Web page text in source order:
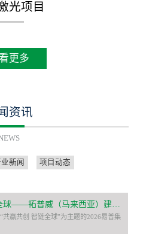
光项目
更多
资讯
新闻 项目动态
共赢共创 智链全球”为主题的2026易普集